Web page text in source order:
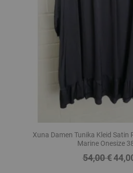
Xuna Damen Tunika Kleid Satin
Marine Onesize
Regulärer
54,00 € Preis